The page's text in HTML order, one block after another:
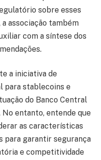
sobre esses
associação também
com a síntese dos
a iniciativa de
para stablecoins e
do Banco Central
No entanto, entende que
as características
para garantir segurança
e competitividade